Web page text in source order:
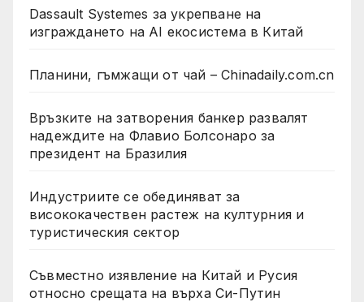
Dassault Systemes за укрепване на
изграждането на AI екосистема в Китай
Планини, гъмжащи от чай – Chinadaily.com.cn
Връзките на затворения банкер развалят
надеждите на Флавио Болсонаро за
президент на Бразилия
Индустриите се обединяват за
висококачествен растеж на културния и
туристическия сектор
Съвместно изявление на Китай и Русия
относно срещата на върха Си-Путин